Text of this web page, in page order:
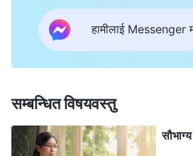
स्थितिलाई पनि असर पारिन् र समूहको
अगुवाले उनीसँग धेरै पटक सङ्गति
अवरोधहरू ल्यायो। उनलाई बर्खास्त
गलतमा बहस गरिरहेकी थिइन् र आत्म-
प्रयास गरिरहेकी थिइनन्।
हामीलाई Messenger
सम्बन्धित विषयवस्तु